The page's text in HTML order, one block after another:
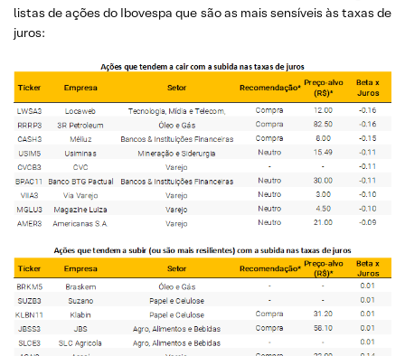
listas de ações do Ibovespa que são as mais sensíveis às taxas de
juros: